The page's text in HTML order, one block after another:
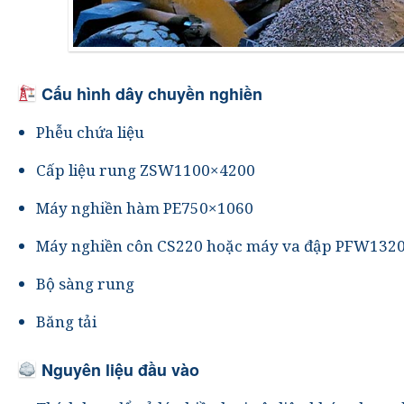
Cấu hình dây chuyền nghiền
Phễu chứa liệu
Cấp liệu rung ZSW1100×4200
Máy nghiền hàm PE750×1060
Máy nghiền côn CS220 hoặc máy va đập
Bộ sàng rung
Băng tải
Nguyên liệu đầu vào